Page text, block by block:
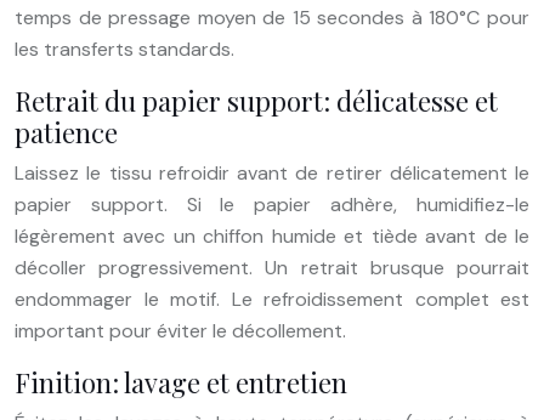
temps de pressage moyen de 15 secondes à 180°C pour
les transferts standards.
Retrait du papier support: délicatesse et
patience
Laissez le tissu refroidir avant de retirer délicatement le
papier support. Si le papier adhère, humidifiez-le
légèrement avec un chiffon humide et tiède avant de le
décoller progressivement. Un retrait brusque pourrait
endommager le motif. Le refroidissement complet est
important pour éviter le décollement.
Finition: lavage et entretien